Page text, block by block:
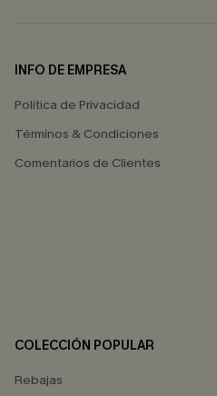
INFO DE EMPRESA
Política de Privacidad
Términos & Condiciones
Comentarios de Clientes
COLECCIÓN POPULAR
Rebajas